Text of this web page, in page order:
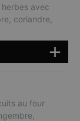
avec
coriandre,
au four